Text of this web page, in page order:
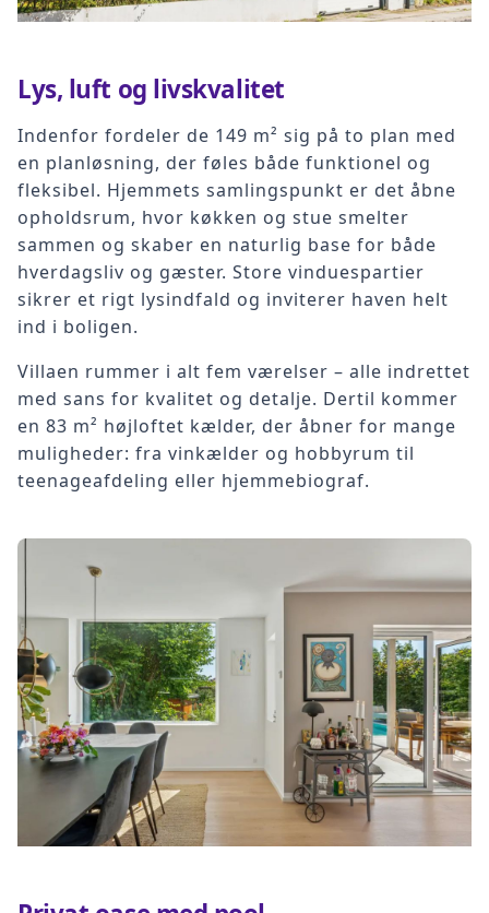
Lys, luft og livskvalitet
Indenfor fordeler de 149 m² sig på to plan med
en planløsning, der føles både funktionel og
fleksibel. Hjemmets samlingspunkt er det åbne
opholdsrum, hvor køkken og stue smelter
sammen og skaber en naturlig base for både
hverdagsliv og gæster. Store vinduespartier
sikrer et rigt lysindfald og inviterer haven helt
ind i boligen.
Villaen rummer i alt fem værelser – alle indrettet
med sans for kvalitet og detalje. Dertil kommer
en 83 m² højloftet kælder, der åbner for mange
muligheder: fra vinkælder og hobbyrum til
teenageafdeling eller hjemmebiograf.